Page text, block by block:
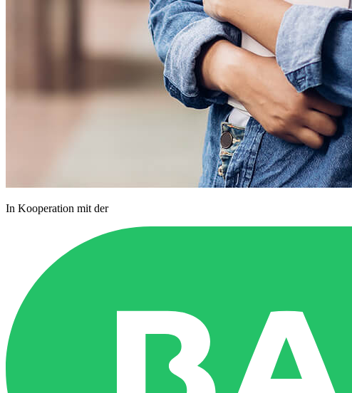
In Kooperation mit der